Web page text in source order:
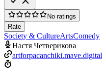
No ratings
Rate
Society & CultureArtsComedy
Настя Четверикова
artforpacanchiki.mave.digital